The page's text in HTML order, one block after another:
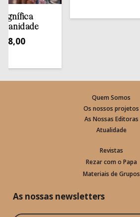
Quem Somos
Os nossos projetos
As Nossas Editoras
Atualidade
Revistas
Rezar com o Papa
Materiais de Grupos
As nossas newsletters